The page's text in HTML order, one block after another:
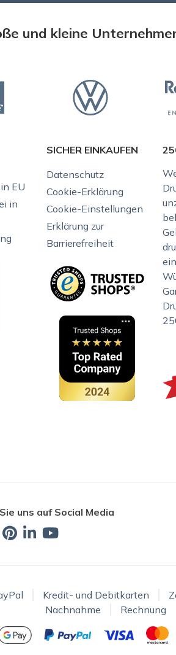
und kleine
EU
in
SICHER EINKAUFEN
Datenschutz
Cookie-Erklärung
Cookie-Einstellungen
Erklärung zur
Barrierefreiheit
uns auf Social Media
Kredit- und Debitkarten
Nachnahme
Rechnung